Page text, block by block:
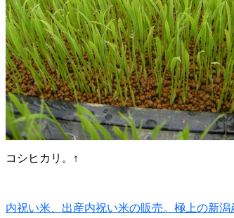
コシヒカリ。↑
内祝い米、出産内祝い米の販売。極上の新